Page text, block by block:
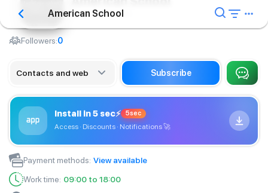
American School
Language courses
Followers:0
Contacts and web Subscribe
Install in 5 sec⚡ 5sec
Access · Discounts · Notifications🚀
Payment methods: View available
Work time: 09:00 to 18:00